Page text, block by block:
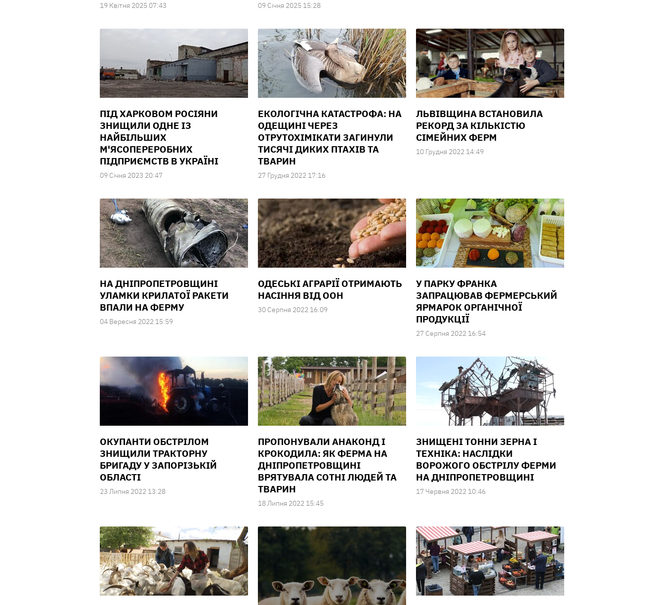
19 Квiтня 2025 07:43 09 Сiчня 2025 15:28
ПІД ХАРКОВОМ РОСІЯНИ
ЗНИЩИЛИ ОДНЕ ІЗ
НАЙБІЛЬШИХ
М'ЯСОПЕРЕРОБНИХ
ПІДПРИЄМСТВ В УКРАЇНІ
09 Сiчня 2023 20:47
ЕКОЛОГІЧНА КАТАСТРОФА: НА
ОДЕЩИНІ ЧЕРЕЗ
ОТРУТОХІМІКАТИ ЗАГИНУЛИ
ТИСЯЧІ ДИКИХ ПТАХІВ ТА
ТВАРИН
27 Грудня 2022 17:16
ЛЬВІВЩИНА ВСТАНОВИЛА
РЕКОРД ЗА КІЛЬКІСТЮ
СІМЕЙНИХ ФЕРМ
10 Грудня 2022 14:49
НА ДНІПРОПЕТРОВЩИНІ
УЛАМКИ КРИЛАТОЇ РАКЕТИ
ВПАЛИ НА ФЕРМУ
04 Вересня 2022 15:59
ОДЕСЬКІ АГРАРІЇ ОТРИМАЮТЬ
НАСІННЯ ВІД ООН
30 Серпня 2022 16:09
У ПАРКУ ФРАНКА
ЗАПРАЦЮВАВ ФЕРМЕРСЬКИЙ
ЯРМАРОК ОРГАНІЧНОЇ
ПРОДУКЦІЇ
27 Серпня 2022 16:54
ОКУПАНТИ ОБСТРІЛОМ
ЗНИЩИЛИ ТРАКТОРНУ
БРИГАДУ У ЗАПОРІЗЬКІЙ
ОБЛАСТІ
23 Липня 2022 13:28
ПРОПОНУВАЛИ АНАКОНД І
КРОКОДИЛА: ЯК ФЕРМА НА
ДНІПРОПЕТРОВЩИНІ
ВРЯТУВАЛА СОТНІ ЛЮДЕЙ ТА
ТВАРИН
18 Липня 2022 15:45
ЗНИЩЕНІ ТОННИ ЗЕРНА І
ТЕХНІКА: НАСЛІДКИ
ВОРОЖОГО ОБСТРІЛУ ФЕРМИ
НА ДНІПРОПЕТРОВЩИНІ
17 Червня 2022 10:46